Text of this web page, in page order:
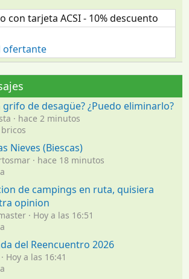
con tarjeta ACSI - 10% descuento
ofertante
grifo de desagüe? ¿Puedo eliminarlo?
hace 2 minutos
Nieves (Biescas)
hace 18 minutos
de campings en ruta, quisiera
opinion
Hoy a las 16:51
del Reencuentro 2026
Hoy a las 16:41